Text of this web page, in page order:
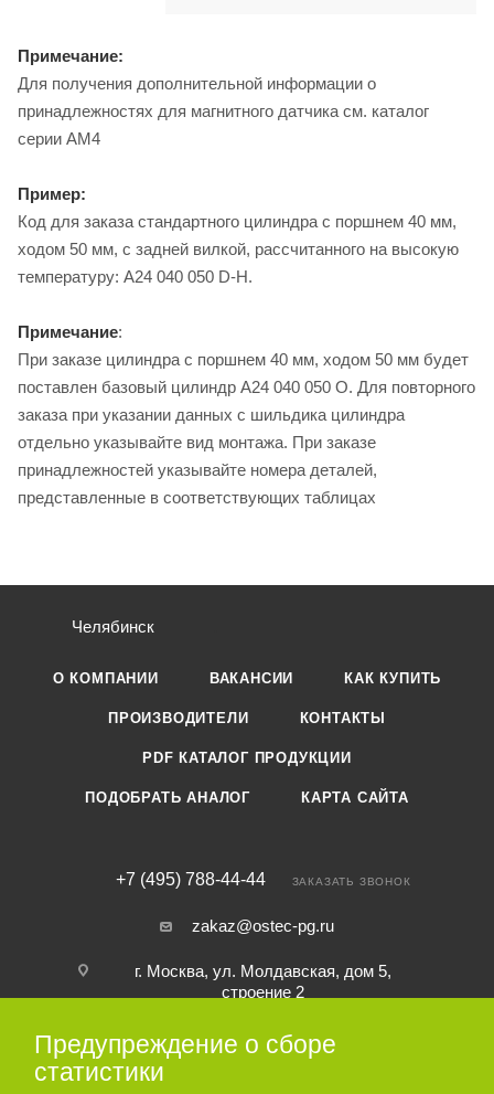
Примечание:
Для получения дополнительной информации о
принадлежностях для магнитного датчика см. каталог
серии AM4
Пример:
Код для заказа стандартного цилиндра с поршнем 40 мм,
ходом 50 мм, с задней вилкой, рассчитанного на высокую
температуру: A24 040 050 D-H.
Примечание:
При заказе цилиндра с поршнем 40 мм, ходом 50 мм будет
поставлен базовый цилиндр A24 040 050 O. Для повторного
заказа при указании данных с шильдика цилиндра
отдельно указывайте вид монтажа. При заказе
принадлежностей указывайте номера деталей,
представленные в соответствующих таблицах
Челябинск
О КОМПАНИИ ВАКАНСИИ КАК КУПИТЬ
ПРОИЗВОДИТЕЛИ КОНТАКТЫ
PDF КАТАЛОГ ПРОДУКЦИИ
ПОДОБРАТЬ АНАЛОГ КАРТА САЙТА
+7 (495) 788-44-44 ЗАКАЗАТЬ ЗВОНОК
zakaz@ostec-pg.ru
г. Москва, ул. Молдавская, дом 5,
строение 2
ПОДПИСАТЬСЯ НА РАССЫЛКУ
Предупреждение о сборе
статистики